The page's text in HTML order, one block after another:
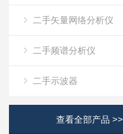
二手矢量网络分析仪
二手频谱分析仪
二手示波器
查看全部产品 >>